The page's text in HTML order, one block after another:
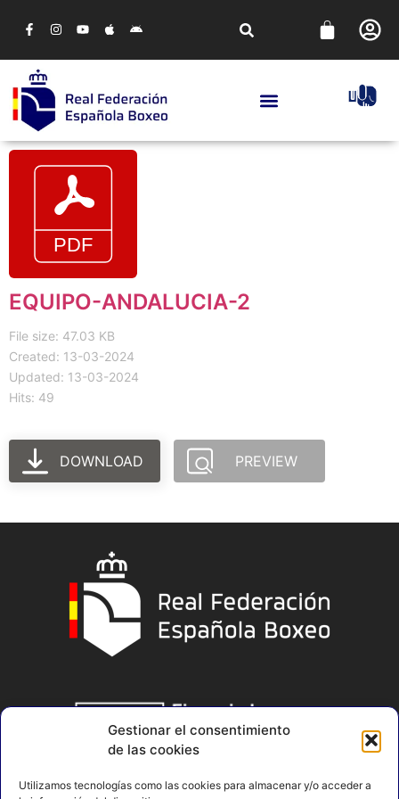
Gestionar el consentimiento
de las cookies
Utilizamos tecnologías como las cookies para almacenar y/o acceder a
EQUIPO-ANDALUCIA-2
File size: 47.03 KB
Created: 13-03-2024
Updated: 13-03-2024
Hits: 49
DOWNLOAD PREVIEW